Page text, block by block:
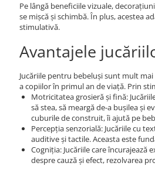
Pe lângă beneficiile vizuale,
se mișcă și schimbă. În plus, acestea
stimulativă.
Avantajele
Jucăriile pentru bebeluși sunt mult
a copiilor în primul an de viață. Prin
Motricitatea grosieră și fină:
să stea, să meargă de-a bușilea și
cuburile de construit, îi ajută pe
Percepția senzorială: Jucăriile cu
auditive și tactile. Aceasta este
Cogniția: Jucăriile care
despre cauză și efect, rezolvarea